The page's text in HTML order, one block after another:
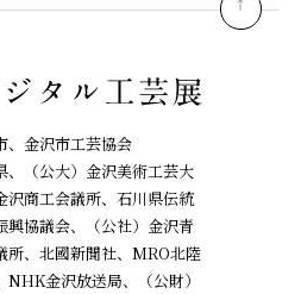
、金沢市工芸協会
、（公大）金沢美術工芸大
沢商工会議所、石川県伝統
興協議会、
（公社）金沢青
所、北國新聞社、MRO北陸
NHK金沢放送局、（公財）